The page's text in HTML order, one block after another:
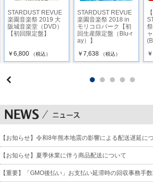
23 Danger Lady
STARDUST REVUE
楽園音楽祭 2019 大
阪城音楽堂（DVD）
【初回限定盤】
￥6,800 （税込）
STARDUST REVUE
楽園音楽祭 2018 in
モリコロパーク【初
回生産限定盤（Blu-r
ay）】
￥7,638
（税込）
【お知らせ】令和8年熊本地震の影響による配送遅延に
【お知らせ】夏季休業に伴う商品配送について
【重要】「GMO後払い」お支払い延滞時の回収事務手